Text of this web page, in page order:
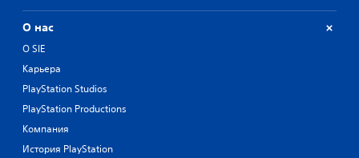
О нас
О SIE
Карьера
PlayStation Studios
PlayStation Productions
Компания
История PlayStation